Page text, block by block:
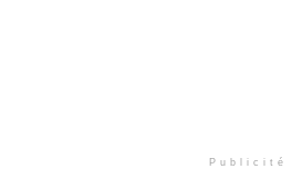
Publicité